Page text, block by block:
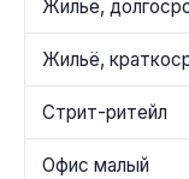
Жильё,
Жильё,
Стрит-ритейл
Офис малый